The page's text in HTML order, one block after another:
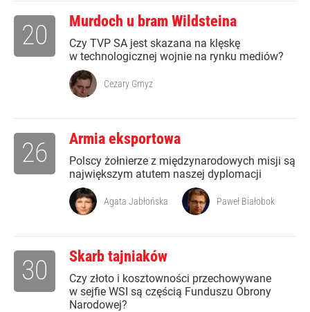
Murdoch u bram Wildsteina
Czy TVP SA jest skazana na klęskę
w technologicznej wojnie na rynku mediów?
20
Cezary Gmyz
Armia eksportowa
Polscy żołnierze z międzynarodowych misji są
największym atutem naszej dyplomacji
26
Agata Jabłońska Paweł Białobok
Skarb tajniaków
Czy złoto i kosztowności przechowywane
w sejfie WSI są częścią Funduszu Obrony
Narodowej?
30